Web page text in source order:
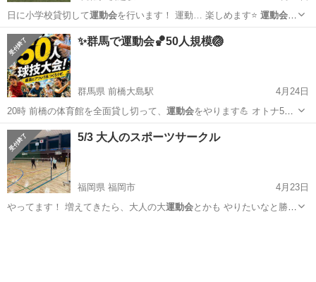
日に小学校貸切して運動会を行います！ 運動… 楽しめます⭐️ 運動会
後、小学校にそのま…
千葉 山武郡 横芝駅 スポーツ 小学校
✨群馬で運動会🏀50人規模🏐
群馬県 前橋大島駅
4月24日
20時 前橋の体育館を全面貸し切って、 運動会をやります💪 オトナ50
人を集めて4…
群馬 前橋市 前橋大島駅 スポーツ
5/3 大人のスポーツサークル
福岡県 福岡市
4月23日
やってます！ 増えてきたら、大人の大運動会とかも やりたいなと勝手